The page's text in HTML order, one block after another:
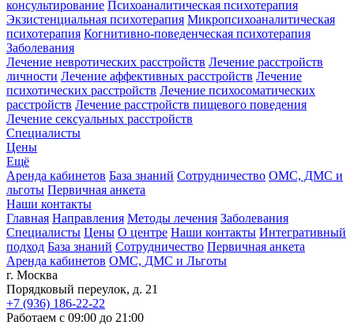
консультирование Психоаналитическая психотерапия
Экзистенциальная психотерапия Микропсихоаналитическая
психотерапия Когнитивно-поведенческая психотерапия
Заболевания
Лечение невротических расстройств Лечение расстройств
личности Лечение аффективных расстройств Лечение
психотических расстройств Лечение психосоматических
расстройств Лечение расстройств пищевого поведения
Лечение сексуальных расстройств
Специалисты
Цены
Ещё
Аренда кабинетов База знаний Сотрудничество ОМС, ДМС и
льготы Первичная анкета
Наши контакты
Главная Направления Методы лечения Заболевания
Специалисты Цены О центре Наши контакты Интегративный
подход База знаний Сотрудничество Первичная анкета
Аренда кабинетов ОМС, ДМС и Льготы
г. Москва
Порядковый переулок, д. 21
+7 (936) 186-22-22
Работаем с 09:00 до 21:00